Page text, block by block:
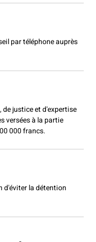
par téléphone auprès
justice et d'expertise
versées à la partie
000 francs.
d'éviter la détention